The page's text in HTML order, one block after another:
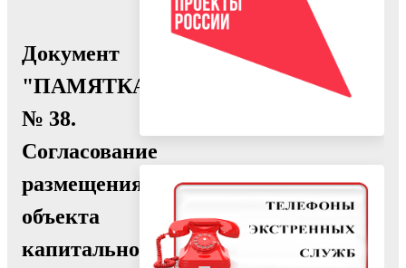
Документ
"ПАМЯТКА
№ 38.
Согласование
размещения
объекта
капитального